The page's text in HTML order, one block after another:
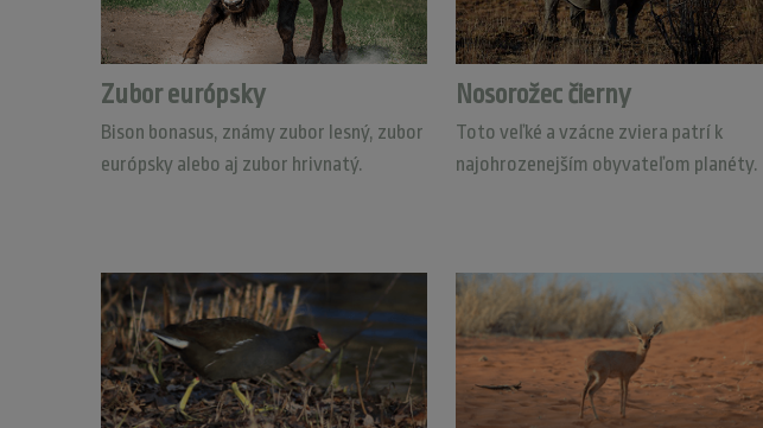
Zubor európsky
Bison bonasus, známy zubor lesný, zubor
európsky alebo aj zubor hrivnatý.
Nosorožec čierny
Toto veľké a vzácne zviera patrí k
najohrozenejším obyvateľom planéty.